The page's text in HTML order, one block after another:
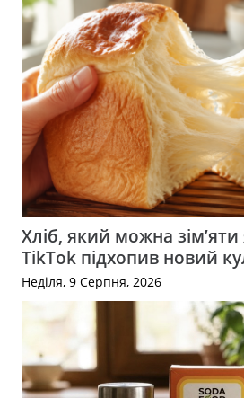
Хліб, який можна
TikTok підхопив новий
Неділя, 9 Серпня, 2026